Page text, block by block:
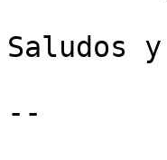
Saludos
--